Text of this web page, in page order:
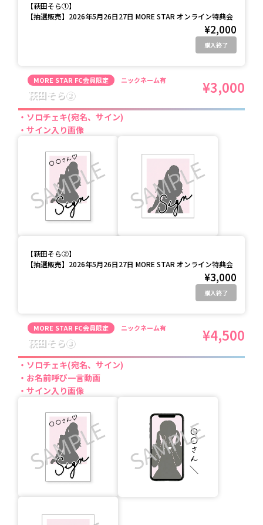
【萩田そら①】
【抽選販売】2026年5月26日27日 MORE STAR オンライン特典会
¥2,000
購入終了
MORE STAR FC会員限定 ニックネーム有
萩田そら② ¥3,000
ソロチェキ(宛名、サイン)
サイン入り画像
【萩田そら②】
【抽選販売】2026年5月26日27日 MORE STAR オンライン特典会
¥3,000
購入終了
MORE STAR FC会員限定 ニックネーム有
萩田そら③ ¥4,500
ソロチェキ(宛名、サイン)
お名前呼び一言動画
サイン入り画像